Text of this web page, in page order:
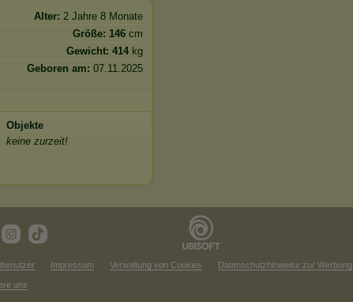
Alter: 2 Jahre 8 Monate
Größe: 146 cm
Gewicht: 414 kg
Geboren am: 07.11.2025
Objekte
keine zurzeit!
Impressum Verwaltung von Cookies Datenschutzhinweise zur Werbung
uns